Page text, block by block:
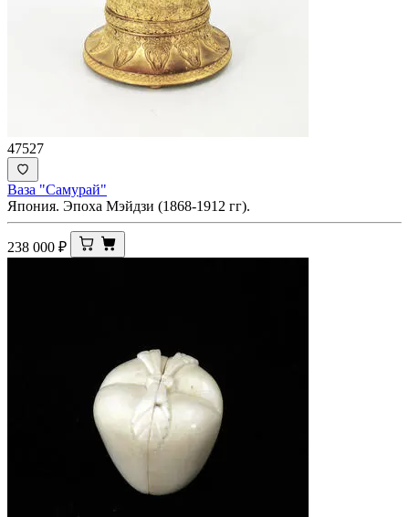
47527
Ваза "Самурай"
Япония. Эпоха Мэйдзи (1868-1912 гг).
238 000 ₽